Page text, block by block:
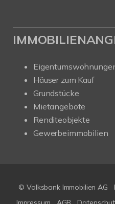
Häuser zum Kauf
Grundstücke
Mietangebote
Renditeobjekte
Gewerbeimmobilien
© Volksbank Immobilien AG